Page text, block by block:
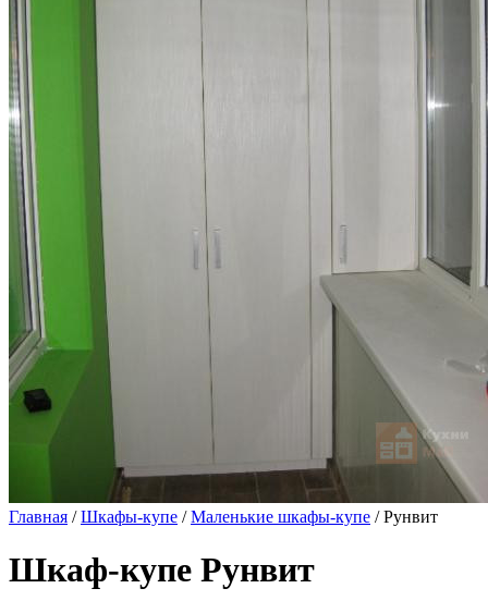
Главная /Шкафы-купе /Маленькие шкафы-купе / Рунвит
Шкаф-купе Рунвит